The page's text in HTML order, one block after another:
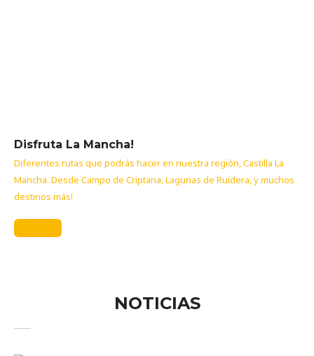
Disfruta La Mancha!
Diferentes rutas que podrás hacer en nuestra región, Castilla La
Mancha. Desde Campo de Criptana, Lagunas de Ruidera, y muchos
destinos más!
NOTICIAS